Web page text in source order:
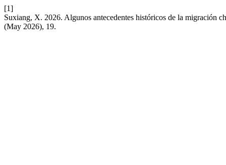
[1]
Suxiang, X. 2026. Algunos antecedentes históricos de la migración
(May 2026), 19.